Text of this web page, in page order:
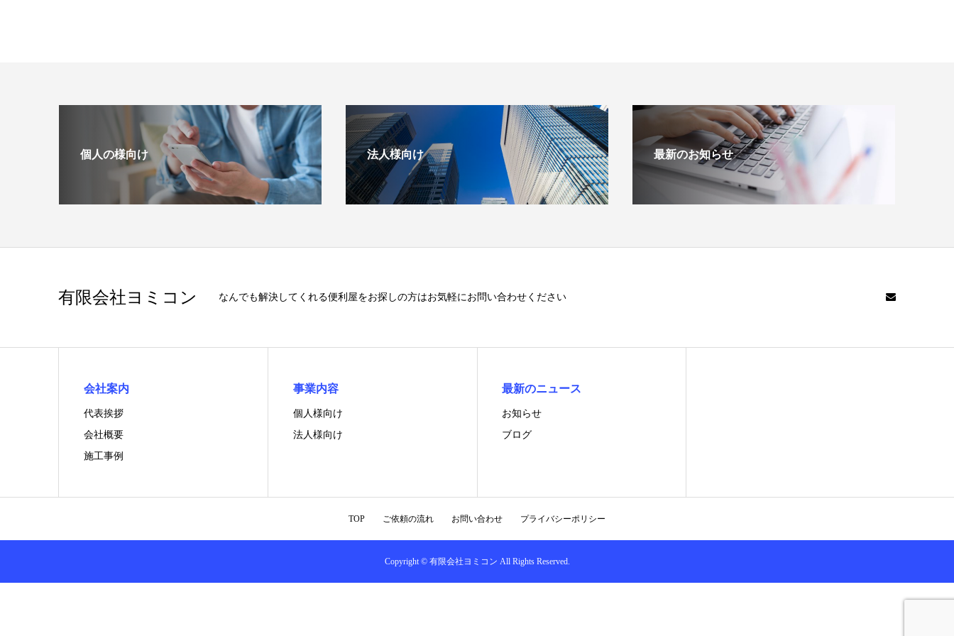
個人の様向け 法人様向け 最新のお知らせ
有限会社ヨミコン なんでも解決してくれる便利屋をお探しの方はお気軽にお問い合わせください
会社案内
代表挨拶
会社概要
施工事例
事業内容
個人様向け
法人様向け
最新のニュース
お知らせ
ブログ
TOP ご依頼の流れ お問い合わせ プライバシーポリシー
Copyright © 有限会社ヨミコン All Rights Reserved.